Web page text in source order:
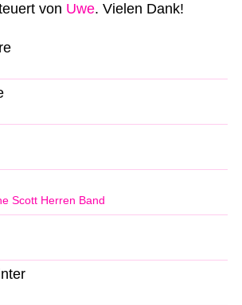
von Uwe. Vielen Dank!
Scott Herren Band